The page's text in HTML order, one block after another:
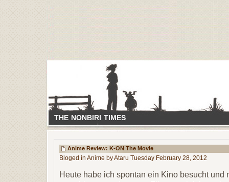
THE NONBIRI TIMES
Anime Review: K-ON The Movie
Bloged in Anime by Ataru Tuesday February 28, 2012
Heute habe ich spontan ein Kino besucht und